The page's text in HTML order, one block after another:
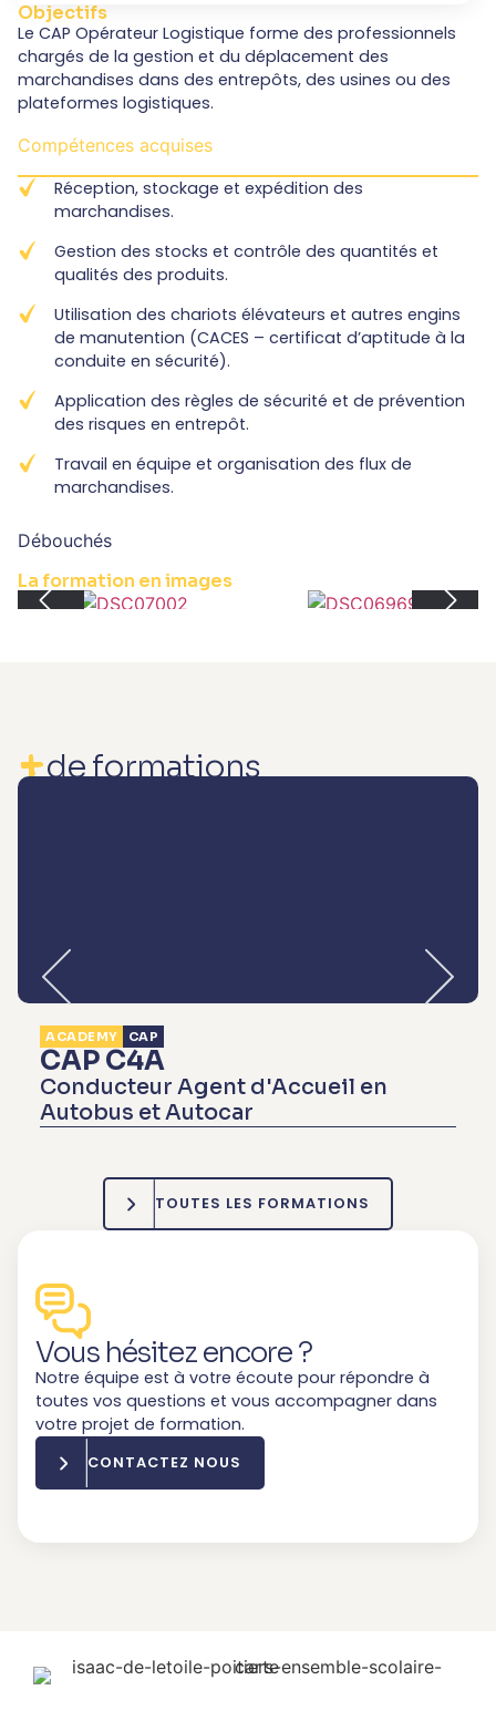
Objectifs
Le CAP Opérateur Logistique forme des professionnels
chargés de la gestion et du déplacement des
marchandises dans des entrepôts, des usines ou des
plateformes logistiques.
Compétences acquises
Débouchés
Réception, stockage et expédition des
marchandises.
Gestion des stocks et contrôle des quantités et
qualités des produits.
Utilisation des chariots élévateurs et autres engins
de manutention (CACES – certificat d’aptitude à la
conduite en sécurité).
Application des règles de sécurité et de prévention
des risques en entrepôt.
Travail en équipe et organisation des flux de
marchandises.
La formation en images
Vous hésitez encore ?
Notre équipe est à votre écoute pour répondre à
toutes vos questions et vous accompagner dans
votre projet de formation.
CONTACTEZ NOUS
+de formations
ACADEMY CAP
CAP C4A
Conducteur Agent d'Accueil en
Autobus et Autocar
TOUTES LES FORMATIONS